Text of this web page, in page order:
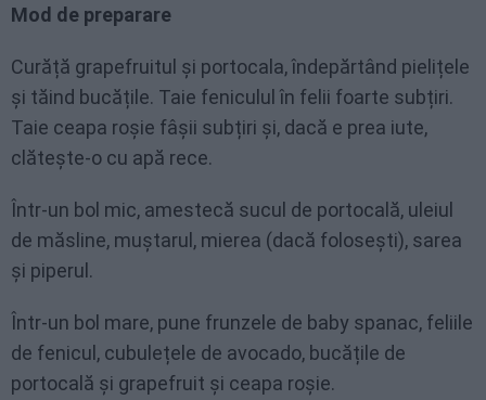
Mod de preparare
Curăță grapefruitul și portocala, îndepărtând pielițele
și tăind bucățile. Taie feniculul în felii foarte subțiri.
Taie ceapa roșie fâșii subțiri și, dacă e prea iute,
clătește-o cu apă rece.
Într-un bol mic, amestecă sucul de portocală, uleiul
de măsline, muștarul, mierea (dacă folosești), sarea
și piperul.
Într-un bol mare, pune frunzele de baby spanac, feliile
de fenicul, cubulețele de avocado, bucățile de
portocală și grapefruit și ceapa roșie.